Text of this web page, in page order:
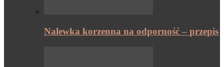
Nalewka korzenna na odporność – przepis